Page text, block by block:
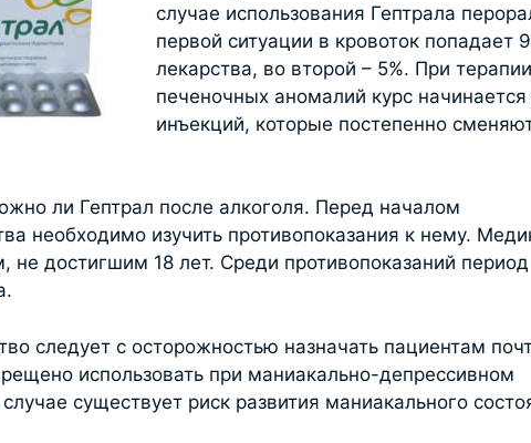
случае использования Гептрала
первой ситуации в кровоток попадает
лекарства, во второй – 5%. При терапии
печеночных аномалий курс начинается
инъекций, которые постепенно
ли Гептрал после алкоголя. Перед началом
необходимо изучить противопоказания к нему.
не достигшим 18 лет. Среди противопоказаний период
следует с осторожностью назначать пациентам
использовать при маниакально-депрессивном
существует риск развития маниакального